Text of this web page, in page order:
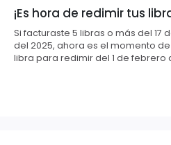
¡Es hora de redimir tus
Si facturaste 5 libras o más del 17
del 2025, ahora es el momento
libra para redimir del 1 de febrero